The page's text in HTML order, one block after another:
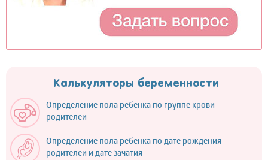
Калькуляторы беременности
Определение пола ребёнка по группе крови
родителей
Определение пола ребёнка по дате рождения
родителей и дате зачатия